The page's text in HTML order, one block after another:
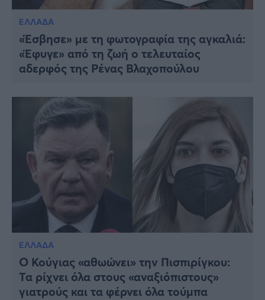
ΕΛΛΑΔΑ
«Έσβησε» με τη φωτογραφία της αγκαλιά:
«Έφυγε» από τη ζωή ο τελευταίος
αδερφός της Ρένας Βλαχοπούλου
ΕΛΛΑΔΑ
Ο Κούγιας «αθωώνει» την Πισπιρίγκου:
Τα ρίχνει όλα στους «αναξιόπιστους»
γιατρούς και τα φέρνει όλα τούμπα